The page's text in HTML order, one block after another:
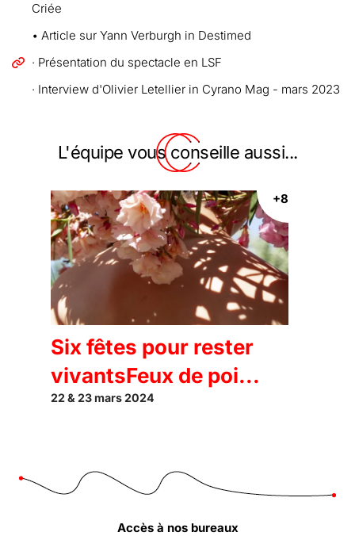
Criée
• Article sur Yann Verburgh in Destimed
· Présentation du spectacle en LSF
· Interview d'Olivier Letellier in Cyrano Mag - mars 2023
L'équipe vous conseille aussi...
+8
Six fêtes pour rester
vivantsFeux de poi...
22 & 23 mars 2024
Accès à nos bureaux